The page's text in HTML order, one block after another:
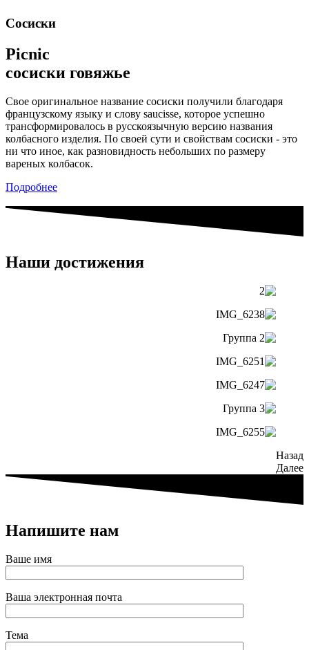
Сосиски
Picnic
сосиски говяжье
Свое оригинальное название сосиски получили благодаря
французскому языку и слову saucisse, которое успешно
трансформировалось в русскоязычную версию названия
колбасного изделия. По своей сути и свойствам сосиски - это
ни что иное, как разновидность небольших по размеру
вареных колбасок.
Подробнее
Наши достижения
Назад
Далее
Напишите нам
Ваше имя
Ваша электронная почта
Тема